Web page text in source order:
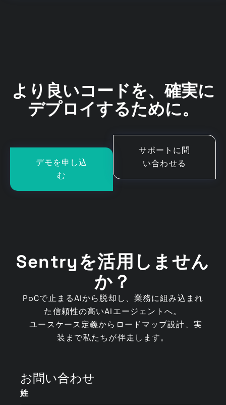
より良いコードを、確実に
デプロイするために。
デモを申し込
む
サポートに問
い合わせる
Sentryを活用しません
か？
PoCで止まるAIから脱却し、業務に組み込まれ
た信頼性の高いAIエージェントへ。
ユースケース定義からロードマップ設計、実
装まで私たちが伴走します。
お問い合わせ
姓